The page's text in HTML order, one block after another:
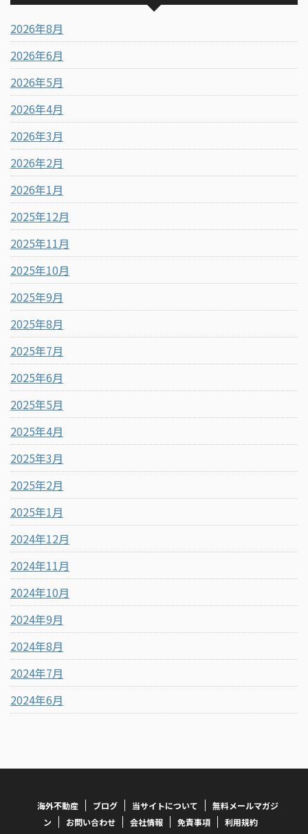
2026年8月
2026年6月
2026年5月
2026年4月
2026年3月
2026年2月
2026年1月
2025年12月
2025年11月
2025年10月
2025年9月
2025年8月
2025年7月
2025年6月
2025年5月
2025年4月
2025年3月
2025年2月
2025年1月
2024年12月
2024年11月
2024年10月
2024年9月
2024年8月
2024年7月
2024年6月
海外不動産 ブログ 当サイトについて
無料メールマガジ
ン
お問い合わせ 会社情報 免責事項 利用規約